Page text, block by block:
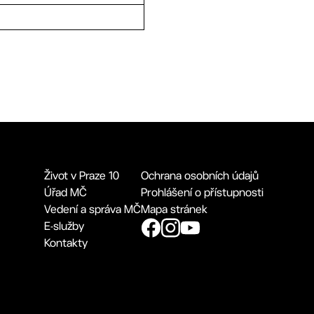
Život v Praze 10
Úřad MČ
Vedení a správa MČ
E-služby
Kontakty
Ochrana osobních údajů
Prohlášení o přístupnosti
Mapa stránek